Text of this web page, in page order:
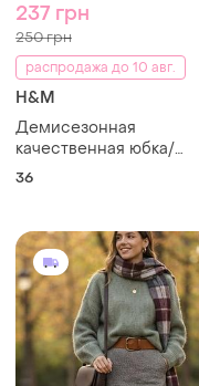
237 грн
250 грн
распродажа до 10 авг.
H&M
Демисезонная
качественная юбка/
s/brend h&amp;m
36